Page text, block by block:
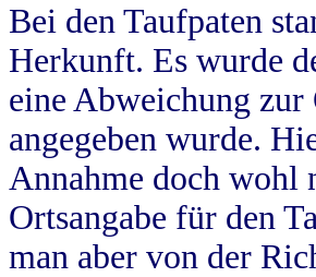
Bei den Taufpaten
Herkunft. Es wurde
eine Abweichung zur
angegeben wurde.
Annahme doch wohl
Ortsangabe für den
man aber von der